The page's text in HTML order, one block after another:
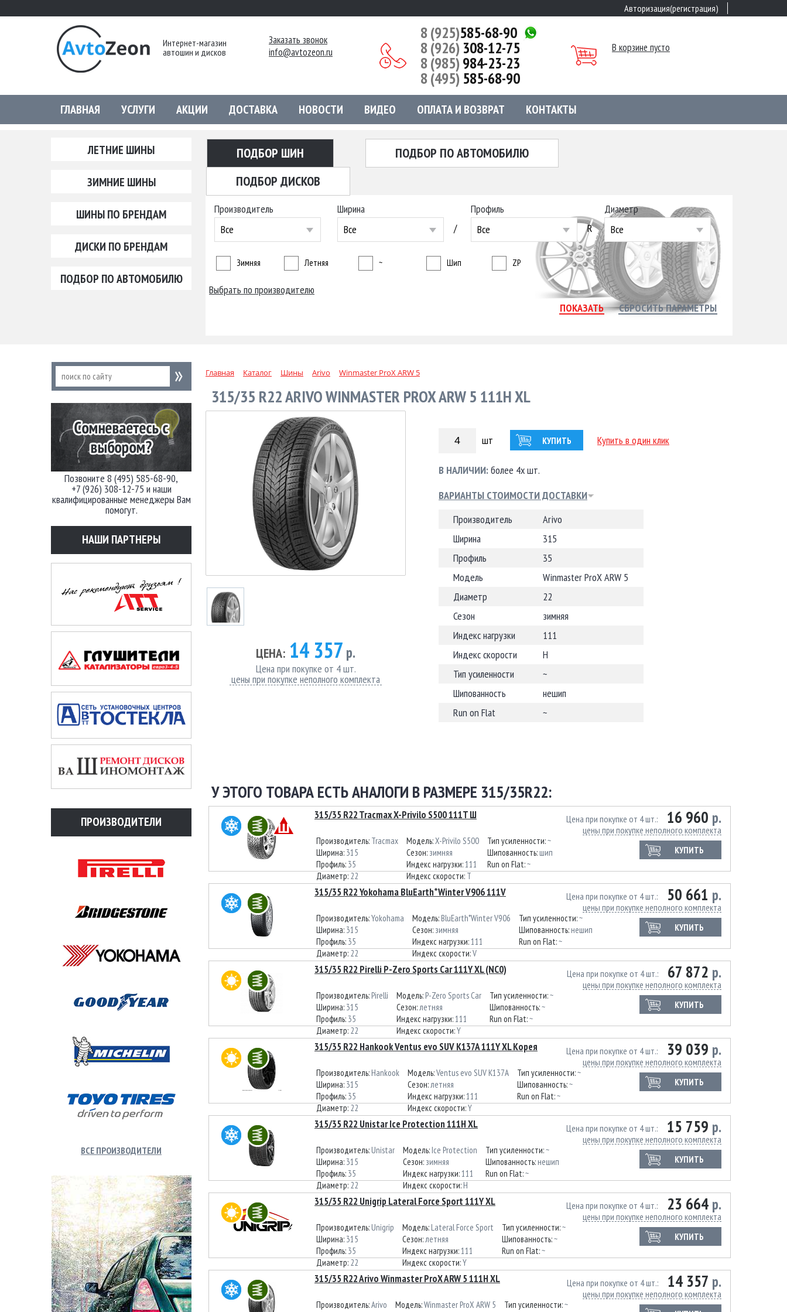
Авторизация(регистрация)
Интернет-магазин
автошин и дисков
Заказать звонок
info@avtozeon.ru
8 (925)585-68-90
8 (926) 308-12-75
8 (985)984-23-23
8 (495) 585-68-90
В корзине пусто
ГЛАВНАЯ УСЛУГИ АКЦИИ ДОСТАВКА НОВОСТИ ВИДЕО ОПЛАТА И ВОЗВРАТ КОНТАКТЫ
ЛЕТНИЕ ШИНЫ
ЗИМНИЕ ШИНЫ
ШИНЫ ПО БРЕНДАМ
ДИСКИ ПО БРЕНДАМ
ПОДБОР ПО АВТОМОБИЛЮ
ПОДБОР ШИН
ПОДБОР ПО АВТОМОБИЛЮ
ПОДБОР ДИСКОВ
Производитель
Все
Ширина
Все
/
Профиль
Все
R
Диаметр
Все
Зимняя Летняя ~ Шип ZP
Выбрать по производителю
Позвоните 8 (495) 585-68-90,
+7 (926) 308-12-75 и наши
квалифицированные менеджеры Вам
помогут.
НАШИ ПАРТНЕРЫ
ПРОИЗВОДИТЕЛИ
ВСЕ ПРОИЗВОДИТЕЛИ
Главная Каталог Шины Arivo Winmaster ProX ARW 5
315/35 R22 ARIVO WINMASTER PROX ARW 5 111H XL
ЦЕНА: 14 357 р.
Цена при покупке от 4 шт.
цены при покупке неполного комплекта
шт КУПИТЬ Купить в один клик
В НАЛИЧИИ:более 4х шт.
ВАРИАНТЫ СТОИМОСТИ ДОСТАВКИ
Производитель
Arivo
Ширина
315
Профиль
35
Модель
Winmaster ProX ARW 5
Диаметр
22
Сезон
зимняя
Индекс нагрузки
111
Индекс скорости
H
Тип усиленности
~
Шипованность
нешип
Run on Flat
~
У ЭТОГО ТОВАРА ЕСТЬ АНАЛОГИ В РАЗМЕРЕ 315/35R22:
315/35 R22 Tracmax X-Privilo S500 111T Ш 16 960 р.
Цена при покупке от 4 шт.
цены при покупке неполного комплекта
КУПИТЬ
Производитель: Tracmax
Ширина: 315
Профиль: 35
Диаметр: 22
Модель:X-Privilo S500
Сезон: зимняя
Индекс нагрузки:111
Индекс скорости: T
Тип усиленности:~
Шипованность: шип
Run on Flat:~
315/35 R22 Yokohama BluEarth*Winter V906 111V 50 661 р.
Цена при покупке от 4 шт.
цены при покупке неполного комплекта
КУПИТЬ
Производитель:Yokohama
Ширина: 315
Профиль: 35
Диаметр: 22
Модель: BluEarth*Winter V906
Сезон: зимняя
Индекс нагрузки:111
Индекс скорости:V
Тип усиленности:~
Шипованность: нешип
Run on Flat:~
315/35 R22 Pirelli P-Zero Sports Car 111Y XL (NC0) 67 872 р.
Цена при покупке от 4 шт.
цены при покупке неполного комплекта
КУПИТЬ
Производитель: Pirelli
Ширина: 315
Профиль: 35
Диаметр: 22
Модель: P-Zero Sports Car
Сезон:летняя
Индекс нагрузки:111
Индекс скорости:Y
Тип усиленности:~
Шипованность:~
Run on Flat:~
315/35 R22 Hankook Ventus evo SUV K137A 111Y XL Корея 39 039 р.
Цена при покупке от 4 шт.
цены при покупке неполного комплекта
КУПИТЬ
Производитель: Hankook
Ширина: 315
Профиль: 35
Диаметр: 22
Модель:Ventus evo SUV K137A
Сезон:летняя
Индекс нагрузки:111
Индекс скорости:Y
Тип усиленности:~
Шипованность:~
Run on Flat:~
315/35 R22 Unistar Ice Protection 111H XL 15 759 р.
Цена при покупке от 4 шт.
цены при покупке неполного комплекта
КУПИТЬ
Производитель: Unistar
Ширина: 315
Профиль: 35
Диаметр: 22
Модель: Ice Protection
Сезон: зимняя
Индекс нагрузки:111
Индекс скорости: H
Тип усиленности:~
Шипованность: нешип
Run on Flat:~
315/35 R22 Unigrip Lateral Force Sport 111Y XL 23 664 р.
Цена при покупке от 4 шт.
цены при покупке неполного комплекта
КУПИТЬ
Производитель: Unigrip
Ширина: 315
Профиль: 35
Диаметр: 22
Модель: Lateral Force Sport
Сезон:летняя
Индекс нагрузки:111
Индекс скорости:Y
Тип усиленности:~
Шипованность:~
Run on Flat:~
315/35 R22 Arivo Winmaster ProX ARW 5 111H XL 14 357 р.
Цена при покупке от 4 шт.
цены при покупке неполного комплекта
Производитель:Arivo
Модель:Winmaster ProX ARW 5
Тип усиленности:~